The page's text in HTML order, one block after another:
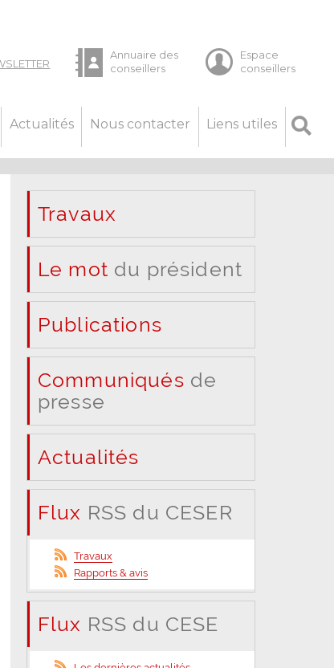
Actualités Nous contacter Liens utiles
Travaux
Le mot du président
Publications
Communiqués de
presse
Actualités
Flux RSS du CESER
Travaux
Rapports & avis
Flux RSS du CESE